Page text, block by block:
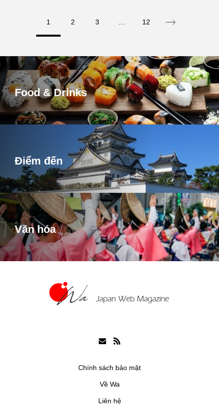
1 2 3 12
Food & Drinks
Điểm đến
Văn hóa
Chính sách bảo mật
Về Wa
Liên hệ